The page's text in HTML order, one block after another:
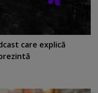
care explică